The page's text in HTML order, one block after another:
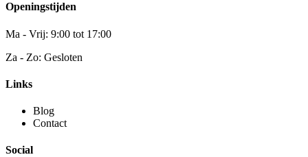
Openingstijden
Ma - Vrij: 9:00 tot 17:00
Za - Zo: Gesloten
Links
Blog
Contact
Social